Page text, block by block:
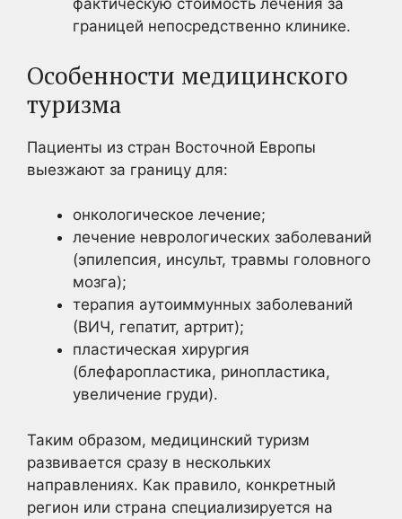
фактическую стоимость лечения за
границей непосредственно клинике.
Особенности медицинского
туризма
Пациенты из стран Восточной Европы
выезжают за границу для:
онкологическое лечение;
лечение неврологических заболеваний
(эпилепсия, инсульт, травмы головного
мозга);
терапия аутоиммунных заболеваний
(ВИЧ, гепатит, артрит);
пластическая хирургия
(блефаропластика, ринопластика,
увеличение груди).
Таким образом, медицинский туризм
развивается сразу в нескольких
направлениях. Как правило, конкретный
регион или страна специализируется на